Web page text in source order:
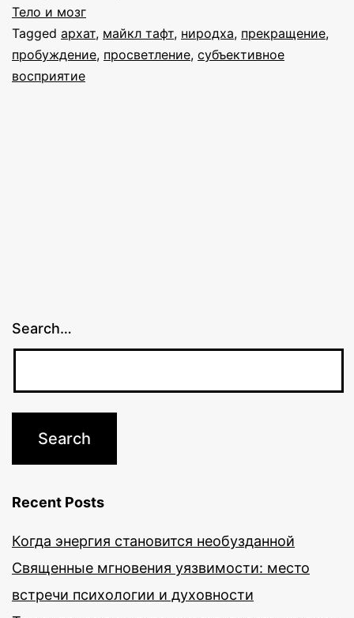
Тело и мозг
Tagged архат, майкл тафт, ниродха, прекращение,
пробуждение, просветление, субъективное
восприятие
Search…
Recent Posts
Когда энергия становится необузданной
Священные мгновения уязвимости: место
встречи психологии и духовности